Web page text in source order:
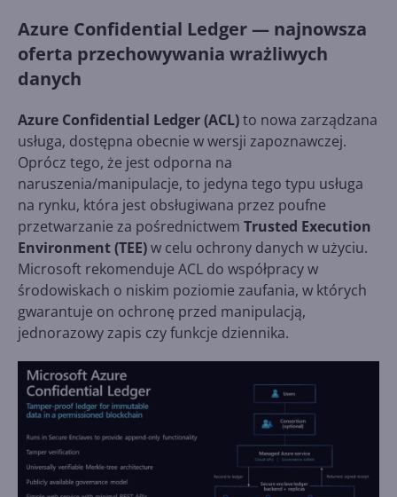
Azure Confidential Ledger — najnowsza
oferta przechowywania wrażliwych
danych
Azure Confidential Ledger (ACL)to nowa zarządzana
usługa, dostępna obecnie w wersji zapoznawczej.
Oprócz tego, że jest odporna na
naruszenia/manipulacje, to jedyna tego typu usługa
na rynku, która jest obsługiwana przez poufne
przetwarzanie za pośrednictwem Trusted Execution
Environment (TEE)w celu ochrony danych w użyciu.
Microsoft rekomenduje ACL do współpracy w
środowiskach o niskim poziomie zaufania, w których
gwarantuje on ochronę przed manipulacją,
jednorazowy zapis czy funkcje dziennika.